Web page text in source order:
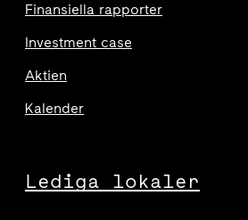
Finansiella rapporter
Investment case
Aktien
Kalender
Lediga lokaler